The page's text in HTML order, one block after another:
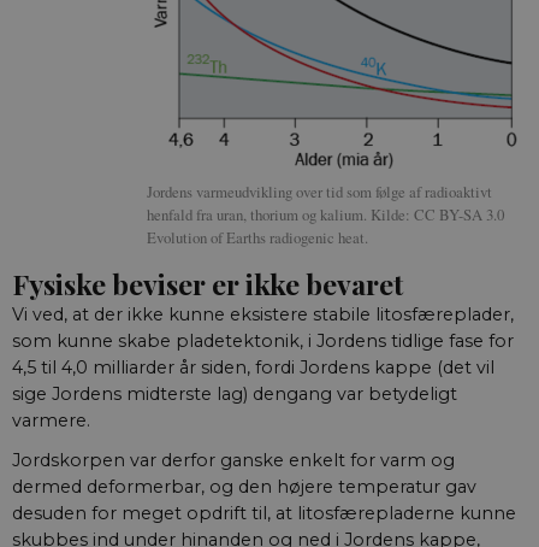
Jordens varmeudvikling over tid som følge af radioaktivt
henfald fra uran, thorium og kalium. Kilde: CC BY-SA 3.0
Evolution of Earths radiogenic heat.
Fysiske beviser er ikke bevaret
Vi ved, at der ikke kunne eksistere stabile litosfæreplader,
som kunne skabe pladetektonik, i Jordens tidlige fase for
4,5 til 4,0 milliarder år siden, fordi Jordens kappe (det vil
sige Jordens midterste lag) dengang var betydeligt
varmere.
Jordskorpen var derfor ganske enkelt for varm og
dermed deformerbar, og den højere temperatur gav
desuden for meget opdrift til, at litosfærepladerne kunne
skubbes ind under hinanden og ned i Jordens kappe,